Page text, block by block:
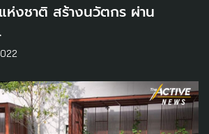
ห่งชาติ สร้างนวัตกร ผ่าน